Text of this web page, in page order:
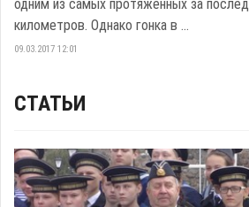
одним из самых протяжённых за
километров. Однако гонка в ...
09.03.2017 12:01
СТАТЬИ